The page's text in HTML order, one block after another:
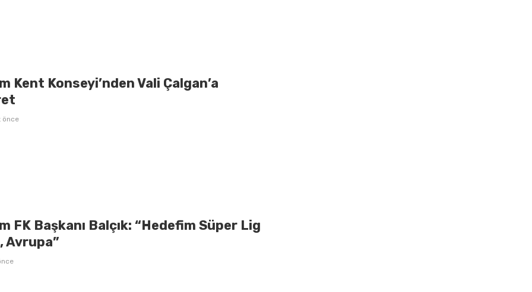
Kent Konseyi’nden Vali Çalgan’a
önce
FK Başkanı Balçık: “Hedefim Süper Lig
Avrupa”